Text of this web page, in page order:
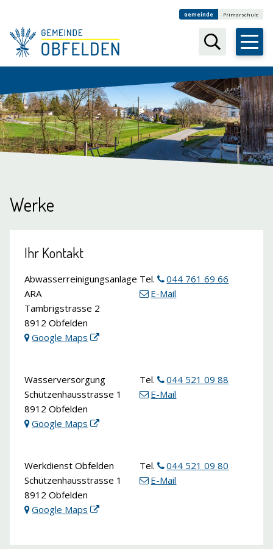
Weitere Auftritte
Gemeinde Primarschule
Werke
Ihr Kontakt
Abwasserreinigungsanlage
ARA
Tambrigstrasse 2
8912 Obfelden
Google Maps
Tel.
044 761 69 66
E-Mail
Wasserversorgung
Schützenhausstrasse 1
8912 Obfelden
Google Maps
Tel.
044 521 09 88
E-Mail
Werkdienst Obfelden
Schützenhausstrasse 1
8912 Obfelden
Google Maps
Tel.
044 521 09 80
E-Mail